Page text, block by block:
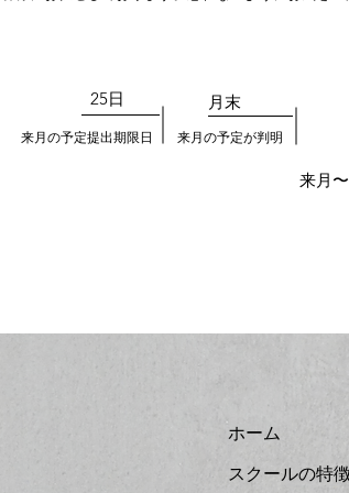
来月の予定提出期限日
25日 ​月末
来月の予定が判明
来月〜
ホーム
スクールの特